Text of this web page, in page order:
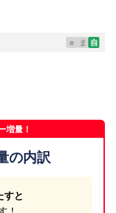
e ま 自
増量！
の内訳
すと